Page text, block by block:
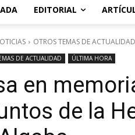
EDITORIAL
OTROS TEMAS DE ACTUALIDAD
DE ACTUALIDAD ÚLTIMA HORA
en
de la